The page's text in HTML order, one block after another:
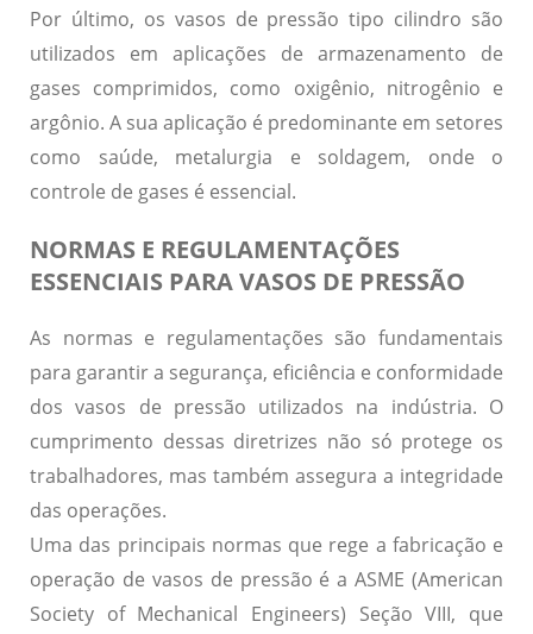
Por último, os vasos de pressão tipo cilindro são
utilizados em aplicações de armazenamento de
gases comprimidos, como oxigênio, nitrogênio e
argônio. A sua aplicação é predominante em setores
como saúde, metalurgia e soldagem, onde o
controle de gases é essencial.
NORMAS E REGULAMENTAÇÕES
ESSENCIAIS PARA VASOS DE PRESSÃO
As normas e regulamentações são fundamentais
para garantir a segurança, eficiência e conformidade
dos vasos de pressão utilizados na indústria. O
cumprimento dessas diretrizes não só protege os
trabalhadores, mas também assegura a integridade
das operações.
Uma das principais normas que rege a fabricação e
operação de vasos de pressão é aASME (American
Society of Mechanical Engineers) Seção VIII, que